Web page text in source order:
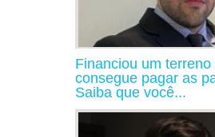
Financiou um terreno
consegue pagar as
Saiba que você...